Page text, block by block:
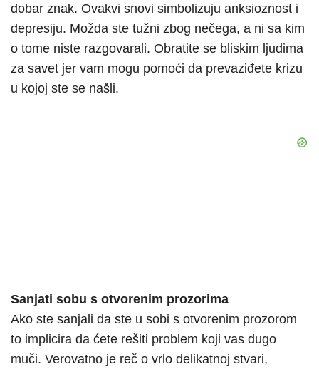
dobar znak. Ovakvi snovi simbolizuju anksioznost i
depresiju. Možda ste tužni zbog nečega, a ni sa kim
o tome niste razgovarali. Obratite se bliskim ljudima
za savet jer vam mogu pomoći da prevaziđete krizu
u kojoj ste se našli.
Sanjati sobu s otvorenim prozorima
Ako ste sanjali da ste u sobi s otvorenim prozorom
to implicira da ćete rešiti problem koji vas dugo
muči. Verovatno je reč o vrlo delikatnoj stvari,